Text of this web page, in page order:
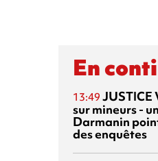
En
13:49 JUSTICE
sur mineurs -
Darmanin
des enquêtes